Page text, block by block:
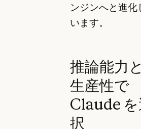
ンジンへと進化
います。
推論能力と
生産性で
Claude を
択